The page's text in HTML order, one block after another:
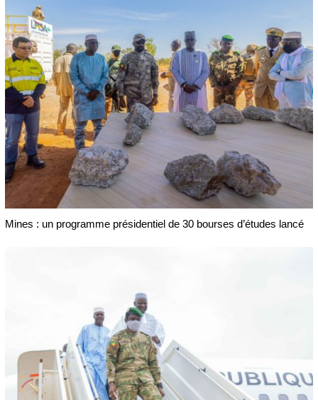
Mines : un programme présidentiel de 30 bourses d’études lancé